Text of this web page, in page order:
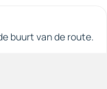
buurt van de route.